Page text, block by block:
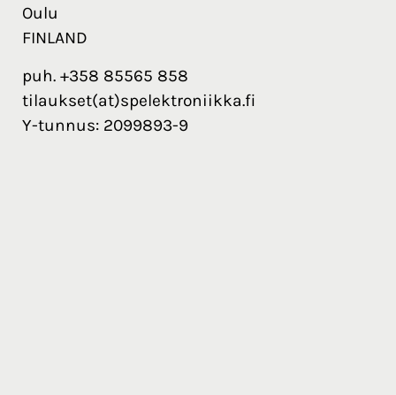
Oulu
FINLAND
puh. +358 85565 858
tilaukset(at)spelektroniikka.fi
Y-tunnus: 2099893-9